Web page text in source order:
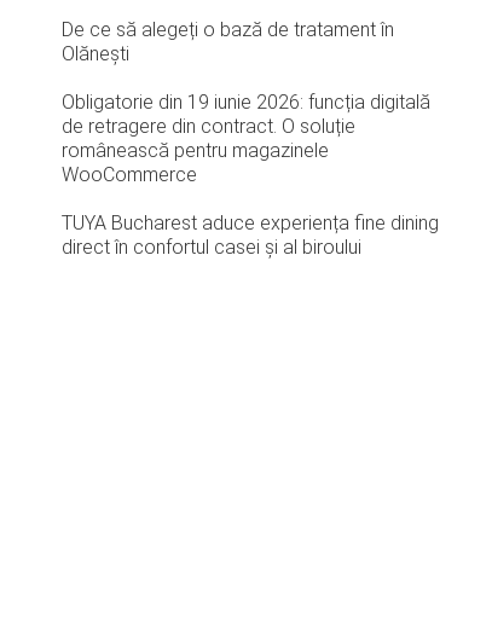
De ce să alegeți o bază de tratament în
Olănești
Obligatorie din 19 iunie 2026: funcția digitală
de retragere din contract. O soluție
românească pentru magazinele
WooCommerce
TUYA Bucharest aduce experiența fine dining
direct în confortul casei și al biroului